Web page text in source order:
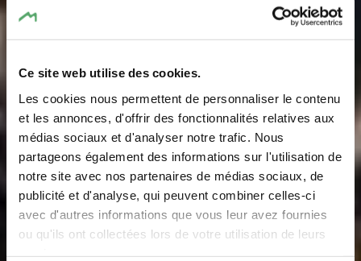
Ce site web utilise des cookies.
Les cookies nous permettent de personnaliser le contenu
et les annonces, d'offrir des fonctionnalités relatives aux
médias sociaux et d'analyser notre trafic. Nous
partageons également des informations sur l'utilisation de
notre site avec nos partenaires de médias sociaux, de
publicité et d'analyse, qui peuvent combiner celles-ci
avec d'autres informations que vous leur avez fournies
ou qu'ils ont collectées lors de votre utilisation de leurs
Die Region und ihre
Gemeinden